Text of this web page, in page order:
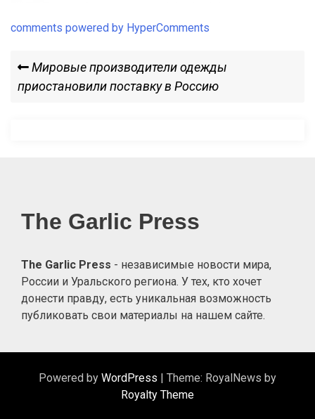
comments powered by HyperComments
Навигация
по
Previous
Post
Мировые производители одежды
приостановили поставку в Россию
The Garlic Press
The Garlic Press - независимые новости мира,
России и Уральского региона. У тех, кто хочет
донести правду, есть уникальная возможность
публиковать свои материалы на нашем сайте.
Powered by WordPress
Theme: RoyalNews by
Royalty Theme